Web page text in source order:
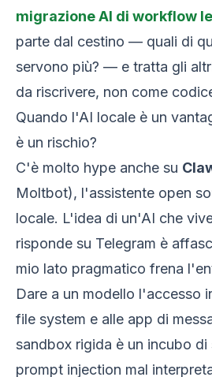
migrazione AI di workflow
parte dal cestino — quali di
servono più? — e tratta gli
da riscrivere, non come
Quando l'AI locale è un
è un rischio?
C'è molto hype anche su
Moltbot), l'assistente open
locale. L'idea di un'AI che
risponde su Telegram è
mio lato pragmatico frena
Dare a un modello l'accesso
file system e alle app di
sandbox rigida è un incubo di
prompt injection mal